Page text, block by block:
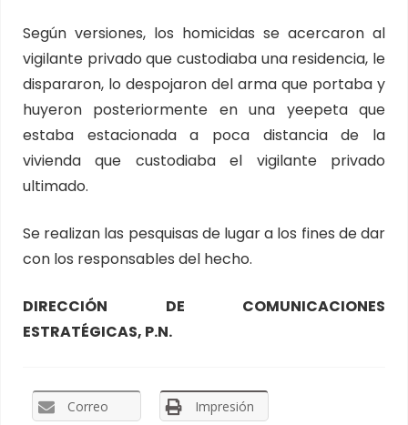
Según versiones, los homicidas se acercaron al
vigilante privado que custodiaba una residencia, le
dispararon, lo despojaron del arma que portaba y
huyeron posteriormente en una yeepeta que
estaba estacionada a poca distancia de la
vivienda que custodiaba el vigilante privado
ultimado.
Se realizan las pesquisas de lugar a los fines de dar
con los responsables del hecho.
DIRECCIÓN DE COMUNICACIONES
ESTRATÉGICAS, P.N.
Correo Impresión